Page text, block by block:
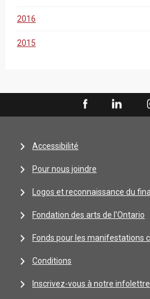
2016
2015
Accessibilité
Pour nous joindre
Logos et reconnaissance du
Fondation des arts de l'Ontario
Fonds pour les manifestations
Conditions
Inscrivez-vous à notre infolettre